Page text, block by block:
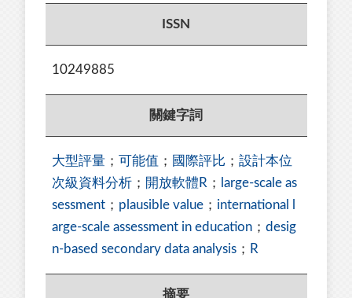
ISSN
10249885
關鍵字詞
大型評量 ； 可能值 ； 國際評比 ； 設計本位
次級資料分析 ； 開放軟體R ；
large-scale as
sessment ； plausible value ； international l
arge-scale assessment in education ； desig
n-based secondary data analysis ； R
摘要